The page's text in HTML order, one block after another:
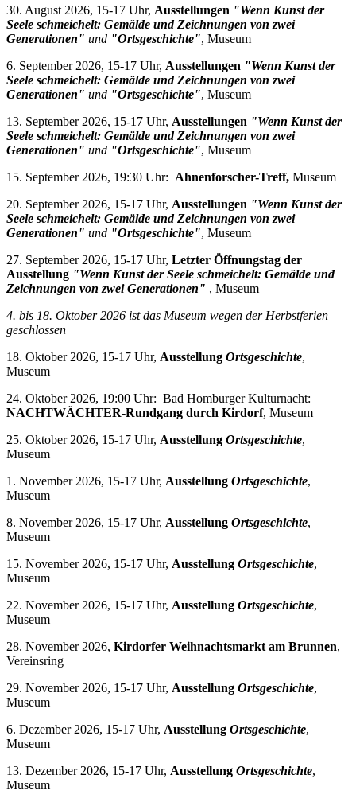
30. August 2026, 15-17 Uhr, Ausstellungen "Wenn Kunst der
Seele schmeichelt: Gemälde und Zeichnungen von zwei
Generationen" und "Ortsgeschichte", Museum
6. September 2026, 15-17 Uhr, Ausstellungen "Wenn Kunst der
Seele schmeichelt: Gemälde und Zeichnungen von zwei
Generationen" und "Ortsgeschichte", Museum
13. September 2026, 15-17 Uhr, Ausstellungen "Wenn Kunst der
Seele schmeichelt: Gemälde und Zeichnungen von zwei
Generationen" und "Ortsgeschichte", Museum
15. September 2026, 19:30 Uhr: Ahnenforscher-Treff, Museum
20. September 2026, 15-17 Uhr, Ausstellungen "Wenn Kunst der
Seele schmeichelt: Gemälde und Zeichnungen von zwei
Generationen" und "Ortsgeschichte", Museum
27. September 2026, 15-17 Uhr, Letzter Öffnungstag der
Ausstellung "Wenn Kunst der Seele schmeichelt: Gemälde und
Zeichnungen von zwei Generationen" , Museum
4. bis 18. Oktober 2026 ist das Museum wegen der Herbstferien
geschlossen
18. Oktober 2026, 15-17 Uhr, Ausstellung Ortsgeschichte,
Museum
24. Oktober 2026, 19:00 Uhr: Bad Homburger Kulturnacht:
NACHTWÄCHTER-Rundgang durch Kirdorf, Museum
25. Oktober 2026, 15-17 Uhr, Ausstellung Ortsgeschichte,
Museum
1. November 2026, 15-17 Uhr, Ausstellung Ortsgeschichte,
Museum
8. November 2026, 15-17 Uhr, Ausstellung Ortsgeschichte,
Museum
15. November 2026, 15-17 Uhr, Ausstellung Ortsgeschichte,
Museum
22. November 2026, 15-17 Uhr, Ausstellung Ortsgeschichte,
Museum
28. November 2026, Kirdorfer Weihnachtsmarkt am Brunnen,
Vereinsring
29. November 2026, 15-17 Uhr, Ausstellung Ortsgeschichte,
Museum
6. Dezember 2026, 15-17 Uhr, Ausstellung Ortsgeschichte,
Museum
13. Dezember 2026, 15-17 Uhr, Ausstellung Ortsgeschichte,
Museum